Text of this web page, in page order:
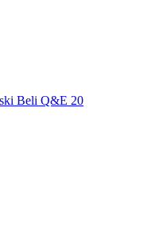
Beli Q&E 20